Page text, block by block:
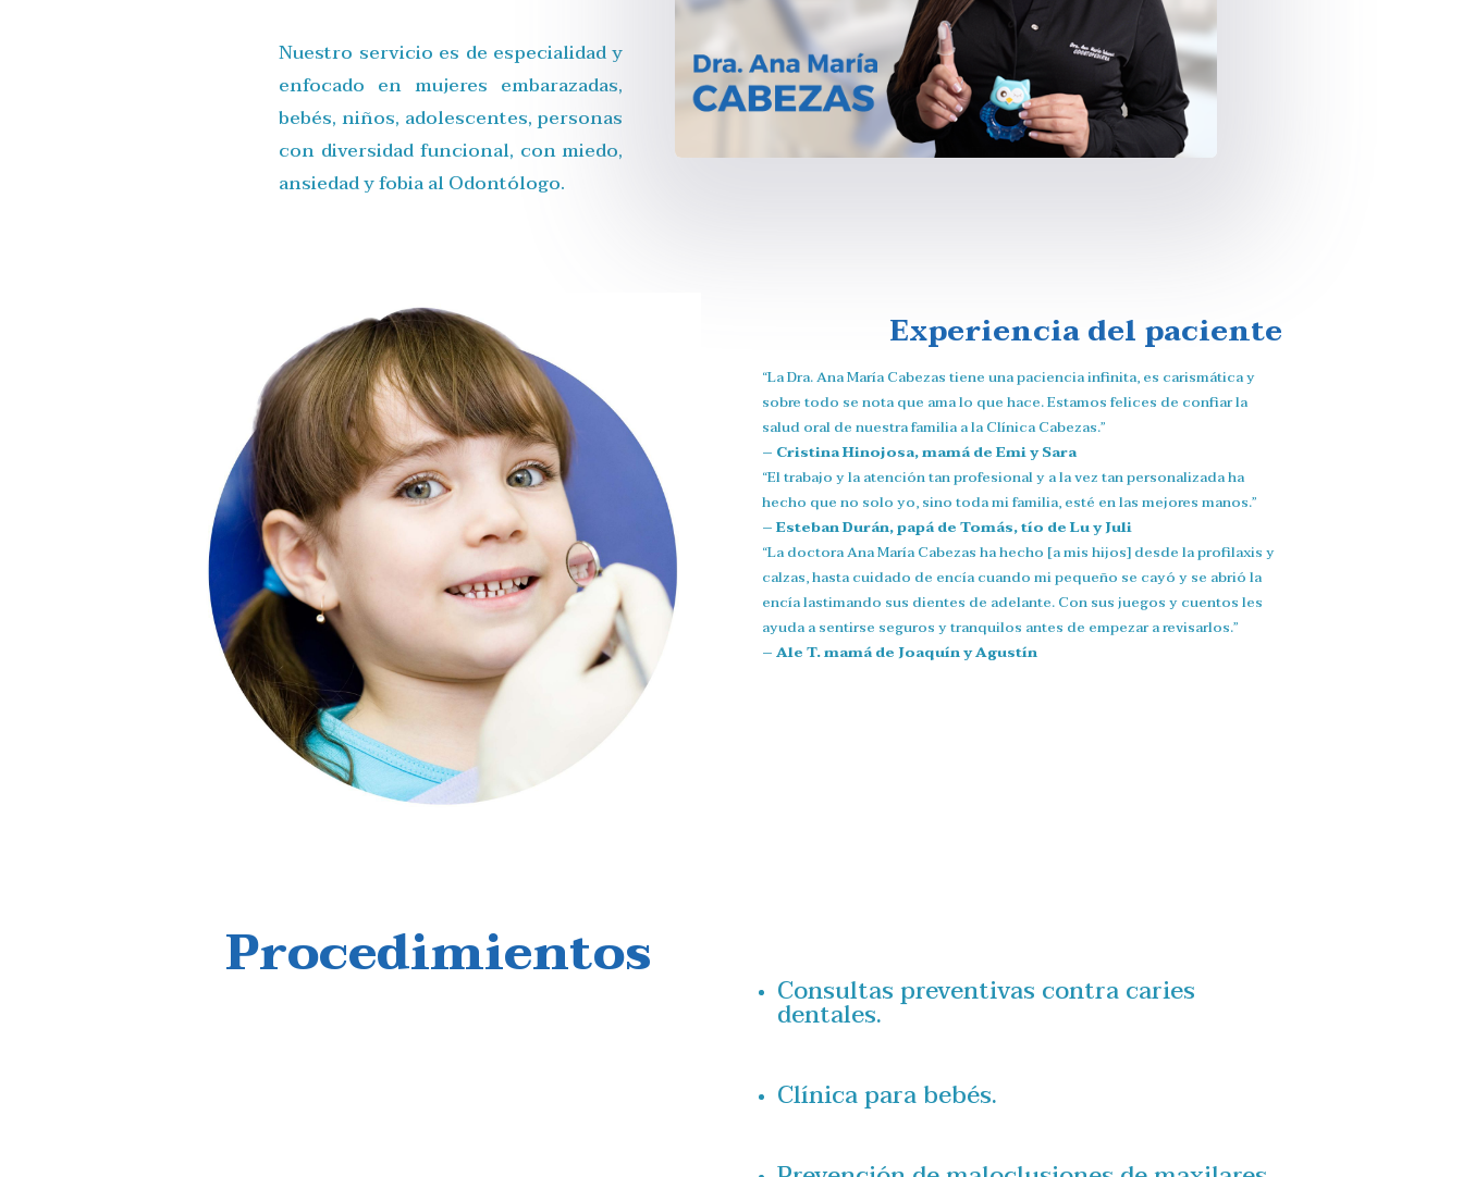
Nuestro servicio es de especialidad y
enfocado en mujeres embarazadas,
bebés, niños, adolescentes, personas
con diversidad funcional, con miedo,
ansiedad y fobia al Odontólogo.
Experiencia del paciente
“La Dra. Ana María Cabezas tiene una paciencia infinita, es carismática y
sobre todo se nota que ama lo que hace. Estamos felices de confiar la
salud oral de nuestra familia a la Clínica Cabezas.”
– Cristina Hinojosa, mamá de Emi y Sara
“El trabajo y la atención tan profesional y a la vez tan personalizada ha
hecho que no solo yo, sino toda mi familia, esté en las mejores manos.”
– Esteban Durán, papá de Tomás, tío de Lu y Juli
“La doctora Ana María Cabezas ha hecho [a mis hijos] desde la profilaxis y
calzas, hasta cuidado de encía cuando mi pequeño se cayó y se abrió la
encía lastimando sus dientes de adelante. Con sus juegos y cuentos les
ayuda a sentirse seguros y tranquilos antes de empezar a revisarlos.”
– Ale T. mamá de Joaquín y Agustín
Procedimientos Consultas preventivas contra caries
dentales.
Clínica para bebés.